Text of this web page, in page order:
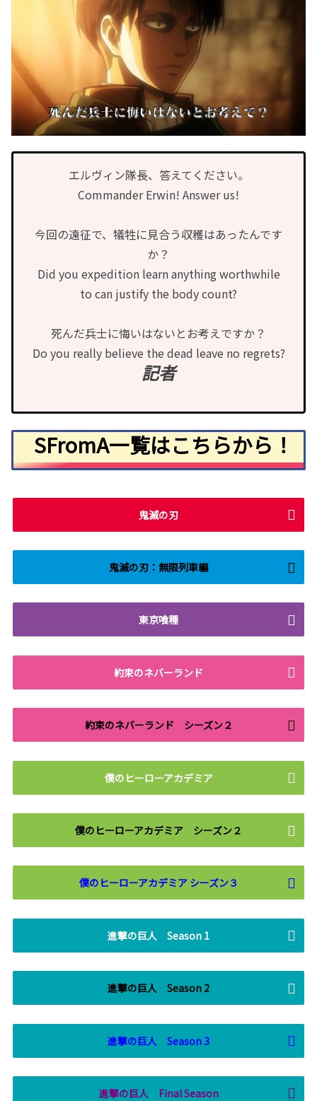
エルヴィン隊長、答えてください。
Commander Erwin! Answer us!
今回の遠征で、犠牲に見合う収穫はあったんです
か？
Did you expedition learn anything worthwhile
to can justify the body count?
死んだ兵士に悔いはないとお考えですか？
Do you really believe the dead leave no regrets?
記者
SFromA一覧はこちらから！
鬼滅の刃
鬼滅の刃：無限列車編
東京喰種
約束のネバーランド
約束のネバーランド シーズン２
僕のヒーローアカデミア
僕のヒーローアカデミア シーズン２
僕のヒーローアカデミア シーズン３
進撃の巨人 Season 1
進撃の巨人 Season 2
進撃の巨人 Season 3
進撃の巨人 Final Season